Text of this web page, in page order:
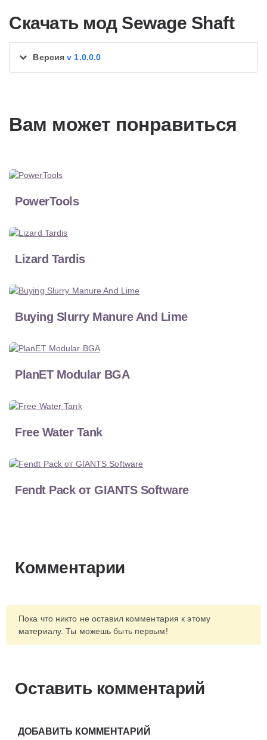
Скачать мод Sewage Shaft
Версияv 1.0.0.0
Вам может понравиться
PowerTools
Lizard Tardis
Buying Slurry Manure And Lime
PlanET Modular BGA
Free Water Tank
Fendt Pack от GIANTS Software
Комментарии
Пока что никто не оставил комментария к этому
материалу. Ты можешь быть первым!
Оставить комментарий
ДОБАВИТЬ КОММЕНТАРИЙ